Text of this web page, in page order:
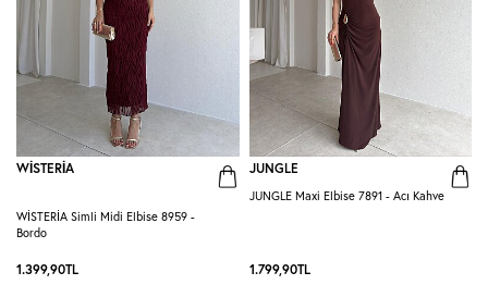
WİSTERİA
WİSTERİA Simli Midi Elbise 8959 -
Bordo
1.399,90TL
JUNGLE
JUNGLE Maxi Elbise 7891 - Acı Kahve
1.799,90TL